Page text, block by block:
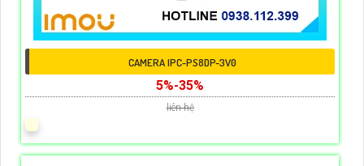
CAMERA IPC-PS8DP-3V0
5%-35%
liên hệ